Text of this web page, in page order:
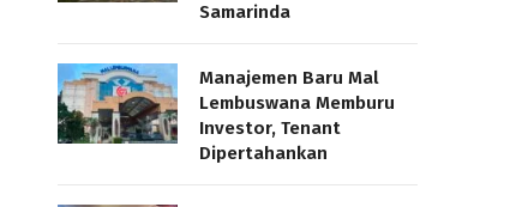
Samarinda
Manajemen Baru Mal
Lembuswana Memburu
Investor, Tenant
Dipertahankan